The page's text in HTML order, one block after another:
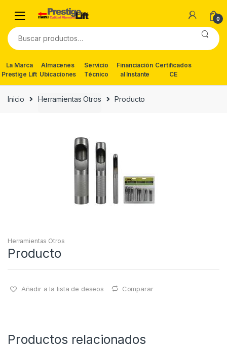
navigation
content
0
Buscar
por:
La Marca
Prestige Lift
Almacenes
Ubicaciones
Servicio
Técnico
Financiación
al Instante
Certificados
CE
Inicio Herramientas Otros Producto
Herramientas Otros
Producto
Añadir a la lista de deseos Comparar
Productos relacionados